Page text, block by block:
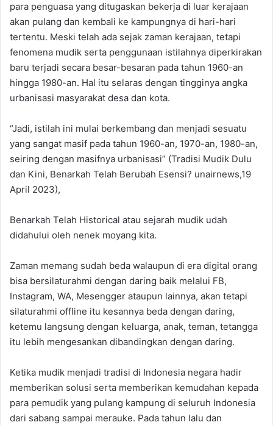
para penguasa yang ditugaskan bekerja di luar kerajaan
akan pulang dan kembali ke kampungnya di hari-hari
tertentu. Meski telah ada sejak zaman kerajaan, tetapi
fenomena mudik serta penggunaan istilahnya diperkirakan
baru terjadi secara besar-besaran pada tahun 1960-an
hingga 1980-an. Hal itu selaras dengan tingginya angka
urbanisasi masyarakat desa dan kota.
“Jadi, istilah ini mulai berkembang dan menjadi sesuatu
yang sangat masif pada tahun 1960-an, 1970-an, 1980-an,
seiring dengan masifnya urbanisasi” (Tradisi Mudik Dulu
dan Kini, Benarkah Telah Berubah Esensi? unairnews,19
April 2023),
Benarkah Telah Historical atau sejarah mudik udah
didahului oleh nenek moyang kita.
Zaman memang sudah beda walaupun di era digital orang
bisa bersilaturahmi dengan daring baik melalui FB,
Instagram, WA, Mesengger ataupun lainnya, akan tetapi
silaturahmi offline itu kesannya beda dengan daring,
ketemu langsung dengan keluarga, anak, teman, tetangga
itu lebih mengesankan dibandingkan dengan daring.
Ketika mudik menjadi tradisi di Indonesia negara hadir
memberikan solusi serta memberikan kemudahan kepada
para pemudik yang pulang kampung di seluruh Indonesia
dari sabang sampai merauke. Pada tahun lalu dan